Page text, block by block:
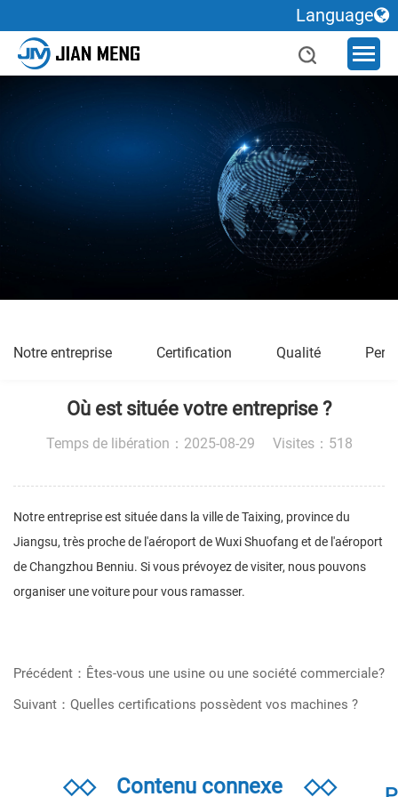
Notre entreprise Certification Qualité
Où est située votre entreprise ?
Temps de libération：2025-08-29 Visites：518
Notre entreprise est située dans la ville de Taixing, province du
Jiangsu, très proche de l'aéroport de Wuxi Shuofang et de l'aéroport
de Changzhou Benniu. Si vous prévoyez de visiter, nous pouvons
organiser une voiture pour vous ramasser.
Précédent：Êtes-vous une usine ou une société commerciale?
Suivant：Quelles certifications possèdent vos machines ?
◇◇Contenu connexe ◇◇
Language